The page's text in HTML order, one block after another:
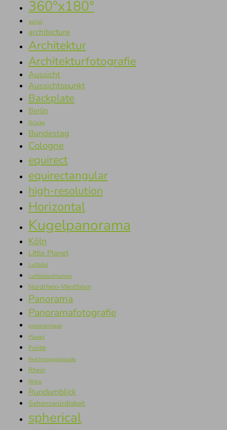
360°x180°
aerial
architecture
Architektur
Architekturfotografie
Aussicht
Aussichtspunkt
Backplate
Berlin
Brücke
Bundestag
Cologne
equirect
equirectangular
high-resolution
Horizontal
Kugelpanorama
Köln
Little Planet
Luftbild
Luftbildaufnahme
Nordrhein-Westfalen
Panorama
Panoramafotografie
panoramique
Planet
Politik
Reichstagsgebäude
Rhein
Rhine
Rundumblick
Sehenswürdigkeit
spherical